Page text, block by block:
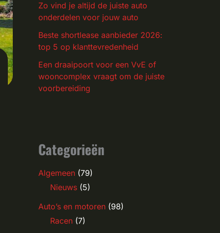
Zo vind je altijd de juiste auto
onderdelen voor jouw auto
Beste shortlease aanbieder 2026:
top 5 op klanttevredenheid
Een draaipoort voor een VvE of
wooncomplex vraagt om de juiste
voorbereiding
Categorieën
Algemeen (79)
Nieuws (5)
Auto’s en motoren (98)
Racen (7)